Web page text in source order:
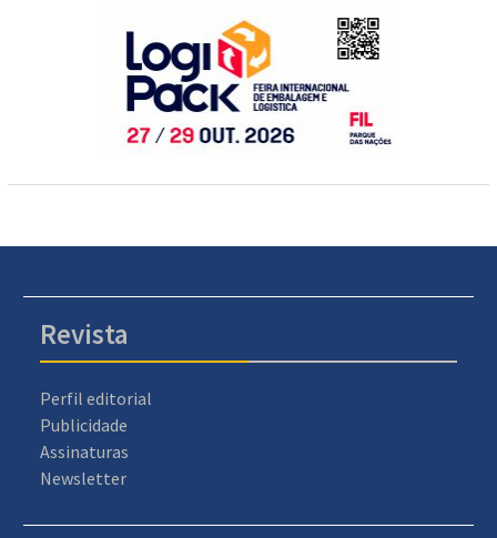
Revista
Perfil editorial
Publicidade
Assinaturas
Newsletter